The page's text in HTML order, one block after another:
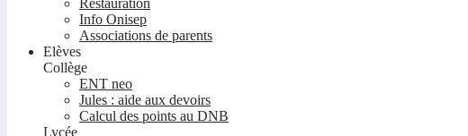
Restauration
Info Onisep
Associations de parents
Elèves
Collège
ENT neo
Jules : aide aux devoirs
Calcul des points au DNB
Lycée